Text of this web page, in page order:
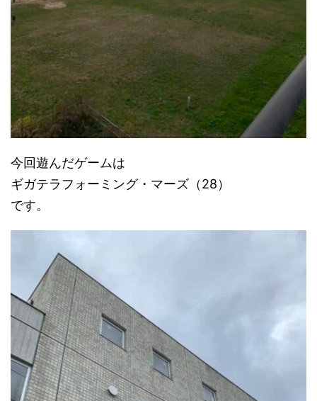
今回遊んだゲームは
ギガテラフォーミング・マーズ（28）
です。